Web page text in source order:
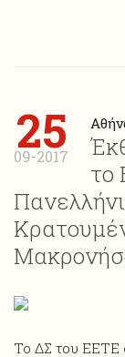
25
09-2017
το
Το ΔΣ του ΕΕΤΕ